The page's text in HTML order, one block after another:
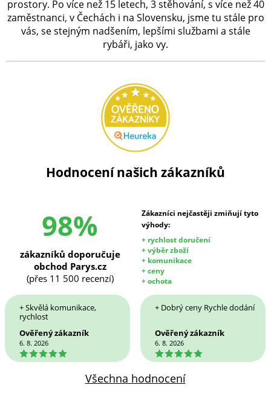
prostory. Po více než 15 letech, 3 stěhování, s více než 40
zaměstnanci, v Čechách i na Slovensku, jsme tu stále pro
vás, se stejným nadšením, lepšími službami a stále
rybáři, jako vy.
Hodnocení našich zákazníků
98%
Zákazníci nejčastěji zmiňují tyto
výhody:
+ rychlost doručení
+ výběr zboží
+ komunikace
+ ceny
+ ochota
zákazníků doporučuje
obchod Parys.cz
(přes 11 500 recenzí)
+ Skvělá komunikace,
rychlost
Ověřený zákazník
6. 8. 2026
5
+ Dobrý ceny Rychle dodání
Ověřený zákazník
6. 8. 2026
5
Všechna hodnocení